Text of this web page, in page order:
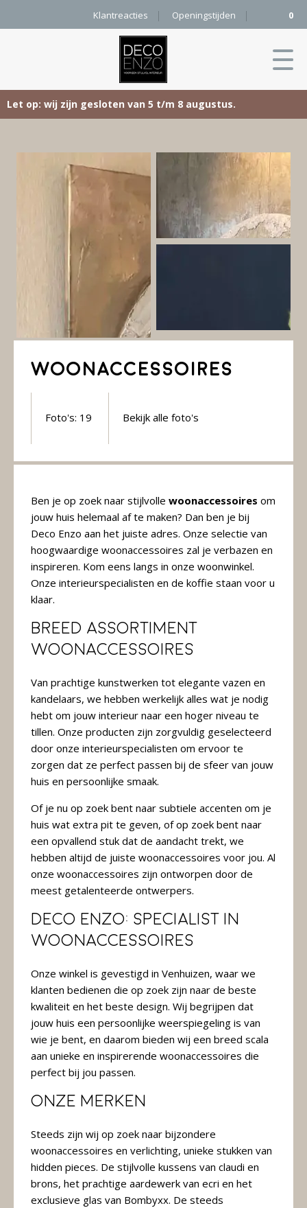
Klantreacties Openingstijden 0
Let op: wij zijn gesloten van 5 t/m 8 augustus.
Producten
Vloerkleden
Kleurenkaart
Raambekleding
Onze merken
Webshop
Stel hier jouw droomtafel samen
Woonaccessoires
Foto's: 19 Bekijk alle foto's
Ben je op zoek naar stijlvolle woonaccessoires om
jouw huis helemaal af te maken? Dan ben je bij
Deco Enzo aan het juiste adres. Onze selectie van
hoogwaardige woonaccessoires zal je verbazen en
inspireren. Kom eens langs in onze woonwinkel.
Onze interieurspecialisten en de koffie staan voor u
klaar.
Breed assortiment
woonaccessoires
Van prachtige kunstwerken tot elegante vazen en
kandelaars, we hebben werkelijk alles wat je nodig
hebt om jouw interieur naar een hoger niveau te
tillen. Onze producten zijn zorgvuldig geselecteerd
door onze interieurspecialisten om ervoor te
zorgen dat ze perfect passen bij de sfeer van jouw
huis en persoonlijke smaak.
Of je nu op zoek bent naar subtiele accenten om je
huis wat extra pit te geven, of op zoek bent naar
een opvallend stuk dat de aandacht trekt, we
hebben altijd de juiste woonaccessoires voor jou. Al
onze woonaccessoires zijn ontworpen door de
meest getalenteerde ontwerpers.
Deco Enzo: specialist in
woonaccessoires
Onze winkel is gevestigd in Venhuizen, waar we
klanten bedienen die op zoek zijn naar de beste
kwaliteit en het beste design. Wij begrijpen dat
jouw huis een persoonlijke weerspiegeling is van
wie je bent, en daarom bieden wij een breed scala
aan unieke en inspirerende woonaccessoires die
perfect bij jou passen.
Onze merken
Steeds zijn wij op zoek naar bijzondere
woonaccessoires en verlichting, unieke stukken van
hidden pieces. De stijlvolle kussens van claudi en
brons, het prachtige aardewerk van ecri en het
exclusieve glas van Bombyxx. De steeds